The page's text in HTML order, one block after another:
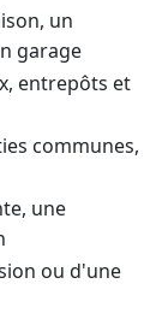
un
garage
entrepôts et
communes,
une
ou d'une